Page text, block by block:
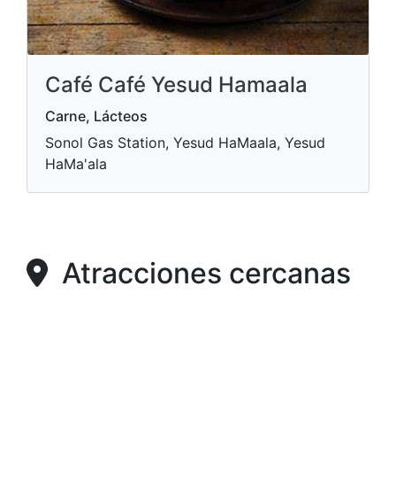
Café Café Yesud Hamaala
Carne, Lácteos
Sonol Gas Station, Yesud HaMaala, Yesud
HaMa'ala
Atracciones cercanas